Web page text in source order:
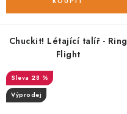
Chuckit! Létající talíř - Ring
Flight
28 %
Výprodej